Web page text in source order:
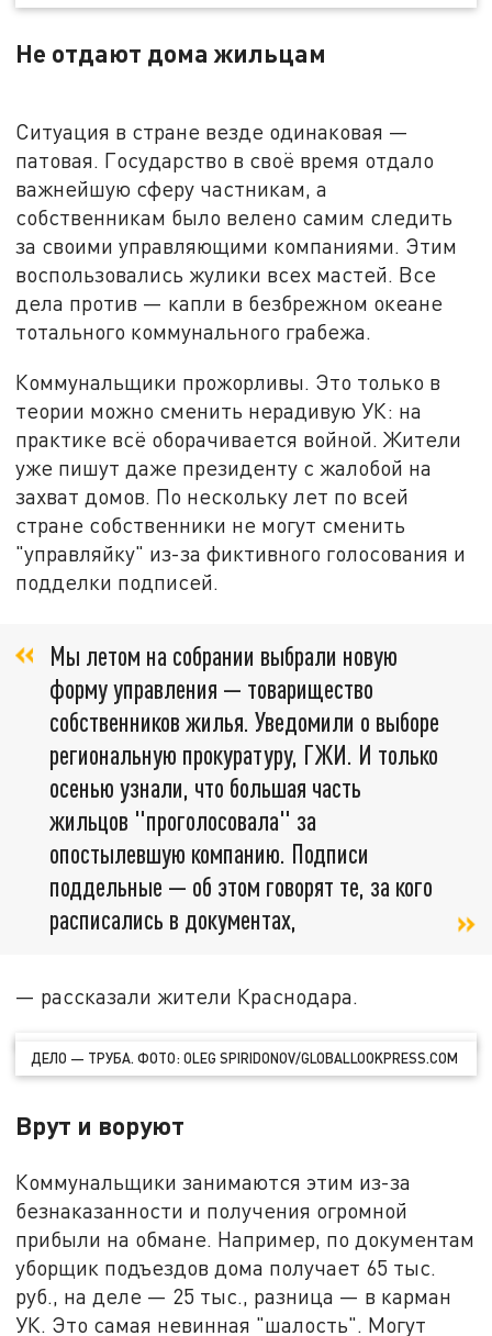
Не отдают дома жильцам
Ситуация в стране везде одинаковая —
патовая. Государство в своё время отдало
важнейшую сферу частникам, а
собственникам было велено самим следить
за своими управляющими компаниями. Этим
воспользовались жулики всех мастей. Все
дела против — капли в безбрежном океане
тотального коммунального грабежа.
Коммунальщики прожорливы. Это только в
теории можно сменить нерадивую УК: на
практике всё оборачивается войной. Жители
уже пишут даже президенту с жалобой на
захват домов. По нескольку лет по всей
стране собственники не могут сменить
"управляйку" из-за фиктивного голосования и
подделки подписей.
Мы летом на собрании выбрали новую
форму управления — товарищество
собственников жилья. Уведомили о выборе
региональную прокуратуру, ГЖИ. И только
осенью узнали, что большая часть
жильцов "проголосовала" за
опостылевшую компанию. Подписи
поддельные — об этом говорят те, за кого
расписались в документах,
— рассказали жители Краснодара.
ДЕЛО — ТРУБА. ФОТО: OLEG SPIRIDONOV/GLOBALLOOKPRESS.COM
Врут и воруют
Коммунальщики занимаются этим из-за
безнаказанности и получения огромной
прибыли на обмане. Например, по документам
уборщик подъездов дома получает 65 тыс.
руб., на деле — 25 тыс., разница — в карман
УК. Это самая невинная "шалость". Могут